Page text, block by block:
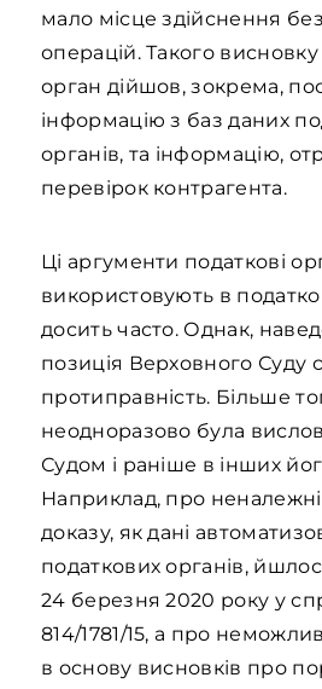
мало місце здійснення
операцій. Такого
орган дійшов, зокрема,
інформацію з баз даних
органів, та інформацію,
перевірок контрагента.
Ці аргументи податкові
використовують в
досить часто. Однак,
позиція Верховного Суду
протиправність. Більше
неодноразово була
Судом і раніше в інших
Наприклад, про
доказу, як дані
податкових органів,
24 березня 2020 року у
814/1781/15, а про
в основу висновків про